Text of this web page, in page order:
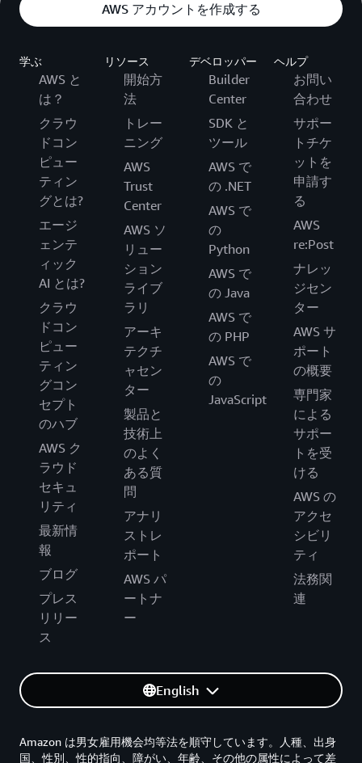
AWS アカウントを作成する
学ぶ
AWS と
は？
クラウ
ドコン
ピュー
ティン
グとは?
エージ
ェンテ
ィック
AI とは?
クラウ
ドコン
ピュー
ティン
グコン
セプト
のハブ
AWS ク
ラウド
セキュ
リティ
最新情
報
ブログ
プレス
リリー
ス
リソース
開始方
法
トレー
ニング
AWS
Trust
Center
AWS ソ
リュー
ション
ライブ
ラリ
アーキ
テクチ
ャセン
ター
製品と
技術上
のよく
ある質
問
アナリ
ストレ
ポート
AWS パ
ートナ
ー
デベロッパー
Builder
Center
SDK と
ツール
AWS で
の .NET
AWS で
の
Python
AWS で
の Java
AWS で
の PHP
AWS で
の
JavaScript
ヘルプ
お問い
合わせ
サポー
トチケ
ットを
申請す
る
AWS
re:Post
ナレッ
ジセン
ター
AWS サ
ポート
の概要
専門家
による
サポー
トを受
ける
AWS の
アクセ
シビリ
ティ
法務関
連
English
Amazon は男女雇用機会均等法を順守しています。人種、出身
国、性別、性的指向、障がい、年齢、その他の属性によって差